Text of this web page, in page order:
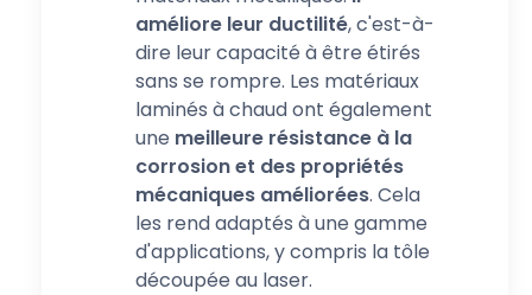
améliore leur ductilité, c'est-à-
dire leur capacité à être étirés
sans se rompre. Les matériaux
laminés à chaud ont également
une meilleure résistance à la
corrosion et des propriétés
mécaniques améliorées. Cela
les rend adaptés à une gamme
d'applications, y compris la tôle
découpée au laser.